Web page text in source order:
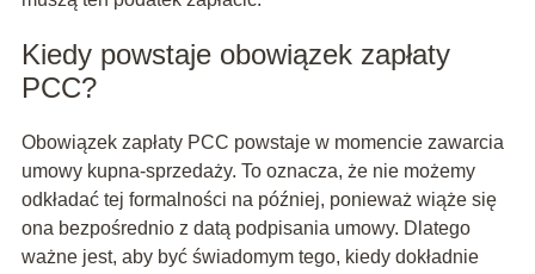
Kiedy powstaje obowiązek zapłaty
PCC?
Obowiązek zapłaty PCC powstaje w momencie zawarcia
umowy kupna-sprzedaży. To oznacza, że nie możemy
odkładać tej formalności na później, ponieważ wiąże się
ona bezpośrednio z datą podpisania umowy. Dlatego
ważne jest, aby być świadomym tego, kiedy dokładnie